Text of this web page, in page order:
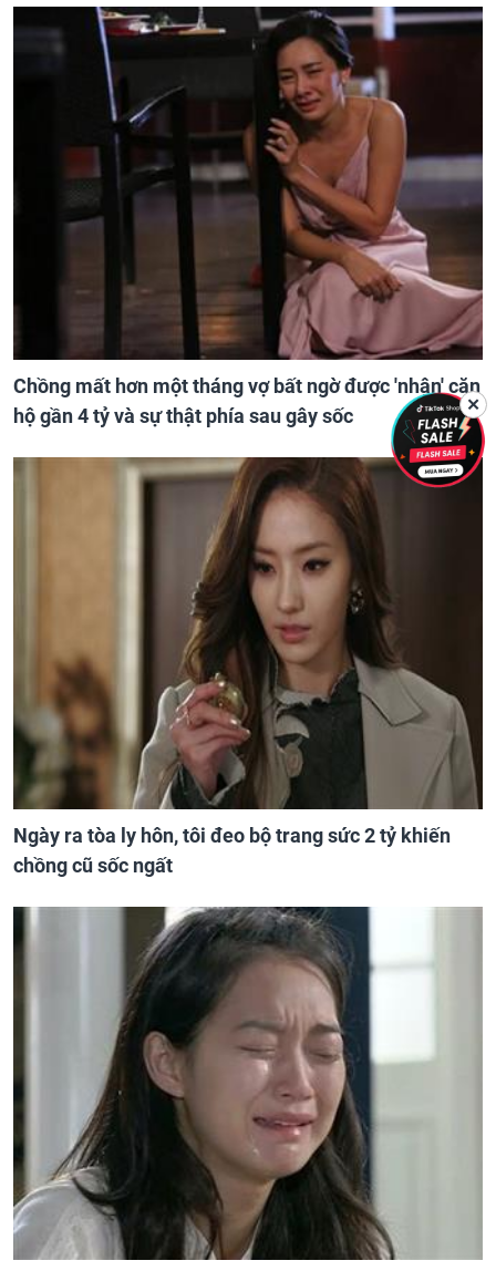
Chồng mất hơn một tháng vợ bất ngờ được 'nhận' căn
hộ gần 4 tỷ và sự thật phía sau gây sốc
Ngày ra tòa ly hôn, tôi đeo bộ trang sức 2 tỷ khiến
chồng cũ sốc ngất
✕